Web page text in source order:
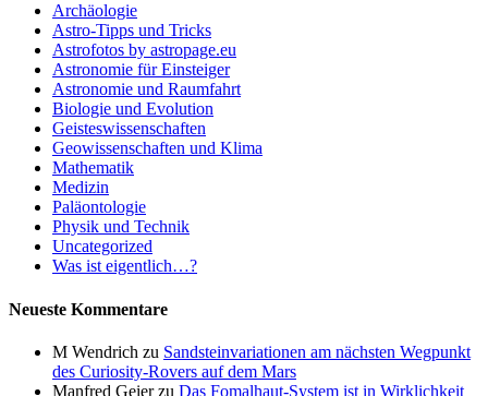
Archäologie
Astro-Tipps und Tricks
Astrofotos by astropage.eu
Astronomie für Einsteiger
Astronomie und Raumfahrt
Biologie und Evolution
Geisteswissenschaften
Geowissenschaften und Klima
Mathematik
Medizin
Paläontologie
Physik und Technik
Uncategorized
Was ist eigentlich…?
Neueste Kommentare
M Wendrich zu Sandsteinvariationen am nächsten Wegpunkt
des Curiosity-Rovers auf dem Mars
Manfred Geierzu Das Fomalhaut-System ist in Wirklichkeit